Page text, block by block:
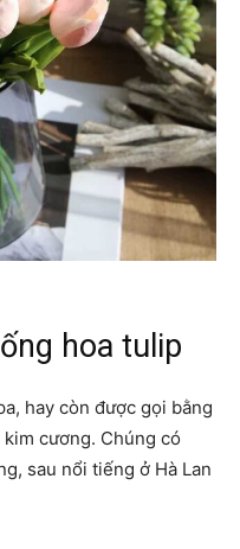
hoa tulip
hay còn được gọi bằng
cương. Chúng có
sau nổi tiếng ở Hà Lan